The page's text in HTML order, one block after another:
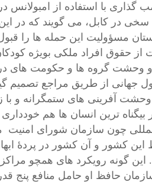
گذاری با استفاده از
سخی در کابل، می گویند که در
مسؤولیت این حمله ها را
از حقوق افراد ملکی بویژه
وحشت گروه ها و حکومت های
جهانی از طریق مراجع تصمیم
وحشت آفرینی های ستمگرانه و با
بیگناه ترین انسان ها هم
چون سازمان شورای
این کشور و آن کشور در پردۀ
این گونه رویکرد های همچو
حافظ او حامل منافع پنج